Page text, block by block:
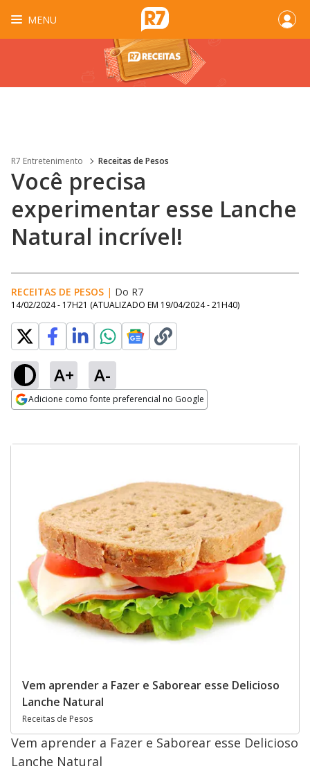
MENU
R7 Entretenimento Receitas de Pesos
Você precisa
experimentar esse Lanche
Natural incrível!
RECEITAS DE PESOS | Do R7
14/02/2024 - 17H21 (ATUALIZADO EM 19/04/2024 - 21H40)
A+ A-
Adicione como fonte preferencial no Google
Vem aprender a Fazer e Saborear esse Delicioso
Lanche Natural
Receitas de Pesos
Vem aprender a Fazer e Saborear esse Delicioso
Lanche Natural